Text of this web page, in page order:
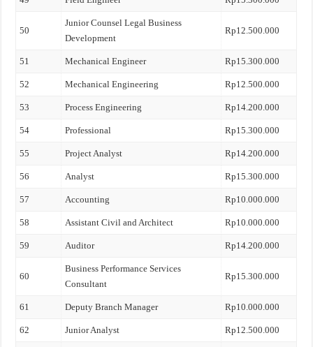
50
Junior Counsel Legal Business
Development
Rp12.500.000
51 Mechanical Engineer Rp15.300.000
52 Mechanical Engineering Rp12.500.000
53 Process Engineering Rp14.200.000
54 Professional Rp15.300.000
55 Project Analyst Rp14.200.000
56 Analyst Rp15.300.000
57 Accounting Rp10.000.000
58 Assistant Civil and Architect Rp10.000.000
59 Auditor Rp14.200.000
60
Business Performance Services
Consultant
Rp15.300.000
61 Deputy Branch Manager Rp10.000.000
62 Junior Analyst Rp12.500.000